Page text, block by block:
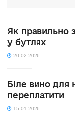
Як правильно
у бутлях
20.02.2026
Біле вино для
переплатити
15.01.2026